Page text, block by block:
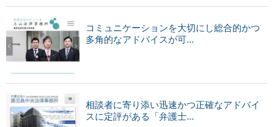
コミュニケーションを大切にし総合的かつ
多角的なアドバイスが可...
相談者に寄り添い迅速かつ正確なアドバイ
スに定評がある「弁護士...